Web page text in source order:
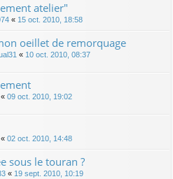
atelier"
« 15 oct. 2010, 18:58
oeillet de remorquage
« 10 oct. 2010, 08:37
« 09 oct. 2010, 19:02
« 02 oct. 2010, 14:48
sous le touran ?
« 19 sept. 2010, 10:19